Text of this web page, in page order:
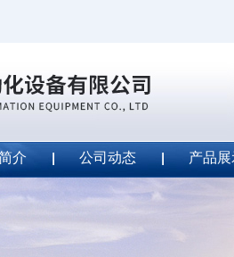
介 公司动态 产品